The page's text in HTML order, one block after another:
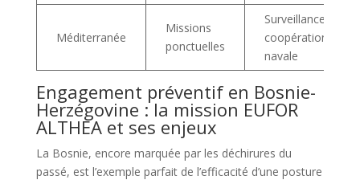
Méditerranée
Missions
ponctuelles
Surveillance,
coopération
navale
Engagement préventif en Bosnie-
Herzégovine : la mission EUFOR
ALTHEA et ses enjeux
La Bosnie, encore marquée par les déchirures du
passé, est l’exemple parfait de l’efficacité d’une posture